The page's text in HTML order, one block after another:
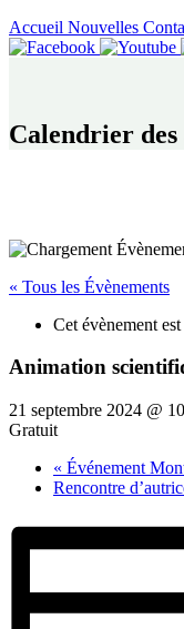
Accueil Nouvelles
Calendrier des
« Tous les Évènements
Cet évènement est
Animation
21 septembre 2024 @
Gratuit
« Événement
Rencontre